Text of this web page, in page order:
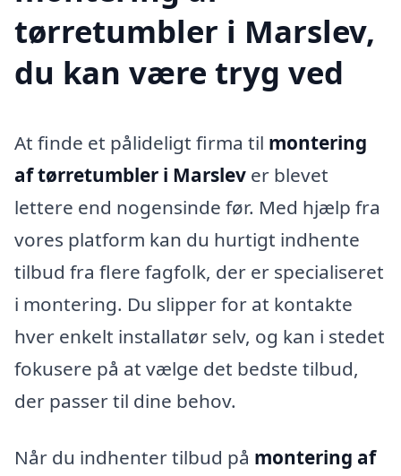
tørretumbler i Marslev,
du kan være tryg ved
At finde et pålideligt firma til montering
af tørretumbler i Marslev er blevet
lettere end nogensinde før. Med hjælp fra
vores platform kan du hurtigt indhente
tilbud fra flere fagfolk, der er specialiseret
i montering. Du slipper for at kontakte
hver enkelt installatør selv, og kan i stedet
fokusere på at vælge det bedste tilbud,
der passer til dine behov.
Når du indhenter tilbud på montering af